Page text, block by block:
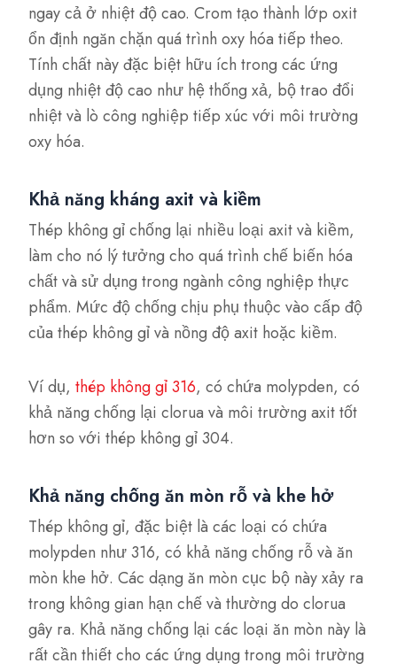
ngay cả ở nhiệt độ cao. Crom tạo thành lớp oxit
ổn định ngăn chặn quá trình oxy hóa tiếp theo.
Tính chất này đặc biệt hữu ích trong các ứng
dụng nhiệt độ cao như hệ thống xả, bộ trao đổi
nhiệt và lò công nghiệp tiếp xúc với môi trường
oxy hóa.
Khả năng kháng axit và kiềm
Thép không gỉ chống lại nhiều loại axit và kiềm,
làm cho nó lý tưởng cho quá trình chế biến hóa
chất và sử dụng trong ngành công nghiệp thực
phẩm. Mức độ chống chịu phụ thuộc vào cấp độ
của thép không gỉ và nồng độ axit hoặc kiềm.
Ví dụ,thép không gỉ 316, có chứa molypden, có
khả năng chống lại clorua và môi trường axit tốt
hơn so với thép không gỉ 304.
Khả năng chống ăn mòn rỗ và khe hở
Thép không gỉ, đặc biệt là các loại có chứa
molypden như 316, có khả năng chống rỗ và ăn
mòn khe hở. Các dạng ăn mòn cục bộ này xảy ra
trong không gian hạn chế và thường do clorua
gây ra. Khả năng chống lại các loại ăn mòn này là
rất cần thiết cho các ứng dụng trong môi trường